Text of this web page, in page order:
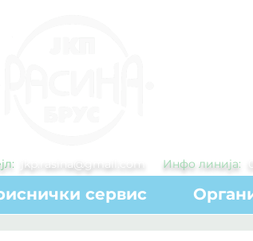
jkp.rasina@gmail.com Инфо линија:
сервис